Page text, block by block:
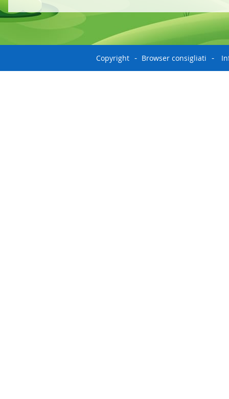
Copyright Browser consigliati